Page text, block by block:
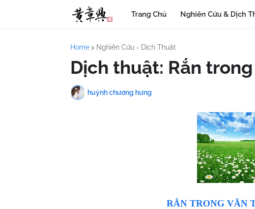
Trang Chủ Nghiên Cứu & Dịch
Home Nghiên Cứu - Dịch Thuật
Dịch thuật: Rắn
huỳnh chương hưng
RẮN TRONG VĂN